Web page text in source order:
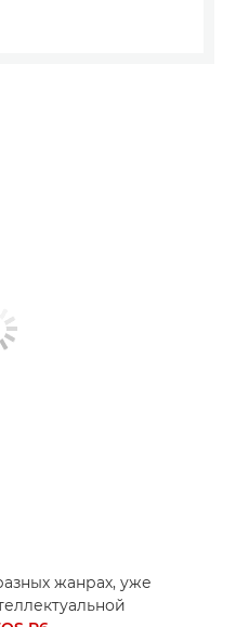
жанрах, уже